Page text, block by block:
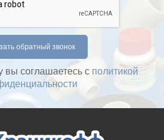
соглашаетесь с политикой